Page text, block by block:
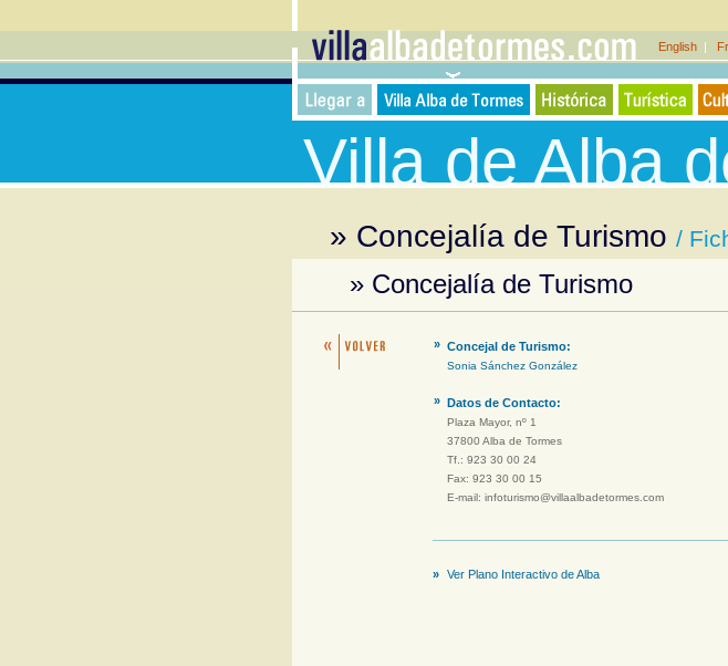
English |
Villa de Alba
» Concejalía de Turismo /
» Concejalía de Turismo
» Concejal de Turismo:
Sonia Sánchez González
» Datos de Contacto:
Plaza Mayor, nº 1
37800 Alba de Tormes
Tf.: 923 30 00 24
Fax: 923 30 00 15
E-mail: infoturismo@villaalbadetormes.com
» Ver Plano Interactivo de Alba